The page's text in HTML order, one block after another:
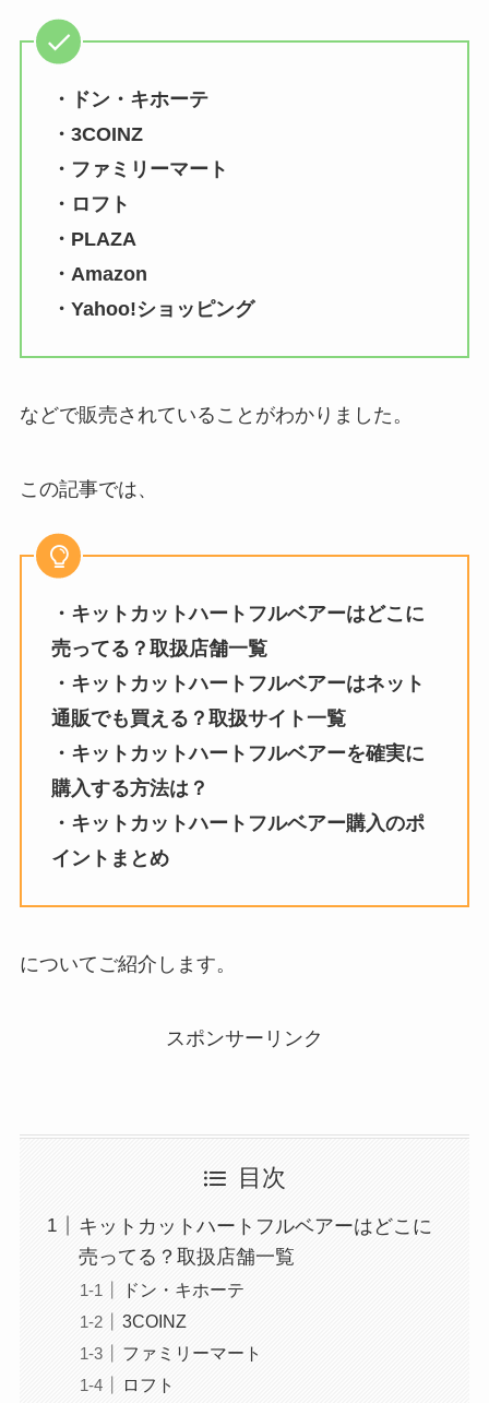
・ドン・キホーテ
・3COINZ
・ファミリーマート
・ロフト
・PLAZA
・Amazon
・Yahoo!ショッピング
などで販売されていることがわかりました。
この記事では、
・キットカットハートフルベアーはどこに
売ってる？取扱店舗一覧
・キットカットハートフルベアーはネット
通販でも買える？取扱サイト一覧
・キットカットハートフルベアーを確実に
購入する方法は？
・キットカットハートフルベアー購入のポ
イントまとめ
についてご紹介します。
スポンサーリンク
目次
キットカットハートフルベアーはどこに
売ってる？取扱店舗一覧
ドン・キホーテ
3COINZ
ファミリーマート
ロフト